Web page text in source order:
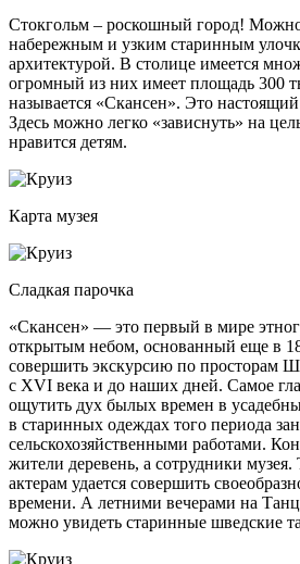
Стокгольм – роскошный город!
набережным и узким старинным
архитектурой. В столице имеется
огромный из них имеет площадь 300
называется «Скансен». Это
Здесь можно легко «зависнуть» на
нравится детям.
Карта музея
Сладкая парочка
«Скансен» — это первый в мире
открытым небом, основанный еще в
совершить экскурсию по просторам
с XVI века и до наших дней. Самое
ощутить дух былых времен в
в старинных одеждах того периода
сельскохозяйственными работами.
жители деревень, а сотрудники музея.
актерам удается совершить
времени. А летними вечерами на
можно увидеть старинные шведские